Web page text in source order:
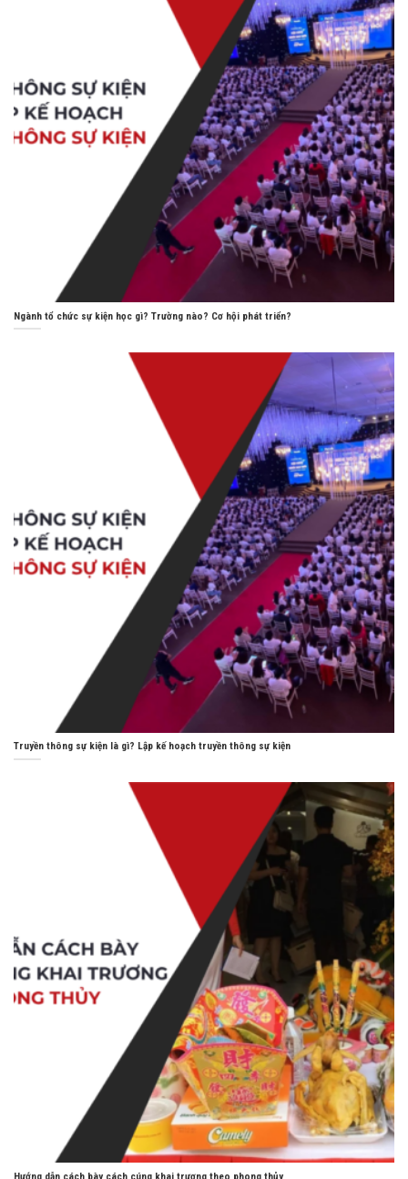
Ngành tổ chức sự kiện học gì? Trường nào? Cơ hội phát triển?
Truyền thông sự kiện là gì? Lập kế hoạch truyền thông sự kiện